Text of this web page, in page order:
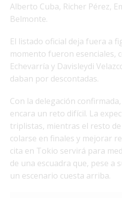
Alberto Cuba, Richer Pérez,
Belmonte.
El listado oficial deja fuera a
momento fueron esenciales,
Echevarría y Davisleydi
daban por descontadas.
Con la delegación
encara un reto difícil. La
triplistas, mientras el resto
colarse en finales y mejorar
cita en Tokio servirá para
de una escuadra que, pese
un escenario cuesta arriba.